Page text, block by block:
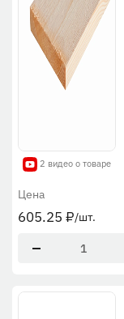
2 видео о товаре
Цена
605.25 ₽/шт.